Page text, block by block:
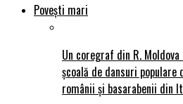
Povești mari
Un coregraf din R.
școală de dansuri
românii și basarabenii din